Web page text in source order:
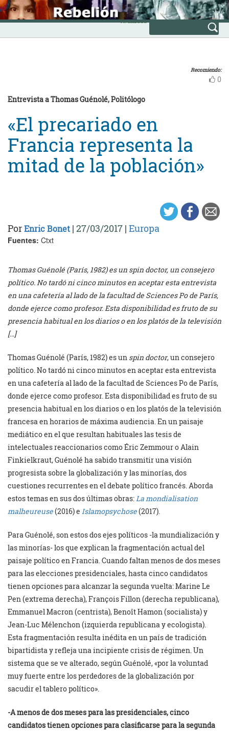
Skip
to
content
INICIO
Avanzada
Recomiendo:
0
Entrevista a Thomas Guénolé, Politólogo
«El precariado en
Francia representa la
mitad de la población»
PorEnric Bonet | 27/03/2017 | Europa
Fuentes: Ctxt
Thomas Guénolé (París, 1982) es un spin doctor, un consejero
político. No tardó ni cinco minutos en aceptar esta entrevista
en una cafetería al lado de la facultad de Sciences Po de París,
donde ejerce como profesor. Esta disponibilidad es fruto de su
presencia habitual en los diarios o en los platós de la televisión
[…]
Thomas Guénolé (París, 1982) es un spin doctor, un consejero
político. No tardó ni cinco minutos en aceptar esta entrevista
en una cafetería al lado de la facultad de Sciences Po de París,
donde ejerce como profesor. Esta disponibilidad es fruto de su
presencia habitual en los diarios o en los platós de la televisión
francesa en horarios de máxima audiencia. En un paisaje
mediático en el que resultan habituales las tesis de
intelectuales reaccionarios como Éric Zemmour o Alain
Finkielkraut, Guénolé ha sabido transmitir una visión
progresista sobre la globalización y las minorías, dos
cuestiones recurrentes en el debate político francés. Aborda
estos temas en sus dos últimas obras: La mondialisation
malheureuse(2016) e Islamopsychose(2017).
Para Guénolé, son estos dos ejes políticos -la mundialización y
las minorías- los que explican la fragmentación actual del
paisaje político en Francia. Cuando faltan menos de dos meses
para las elecciones presidenciales, hasta cinco candidatos
tienen opciones para alcanzar la segunda vuelta: Marine Le
Pen (extrema derecha), François Fillon (derecha republicana),
Emmanuel Macron (centrista), Benoît Hamon (socialista) y
Jean-Luc Mélenchon (izquierda republicana y ecologista).
Esta fragmentación resulta inédita en un país de tradición
bipartidista y refleja una incipiente crisis de régimen. Un
sistema que se ve alterado, según Guénolé, «por la voluntad
muy fuerte entre los perdedores de la globalización por
sacudir el tablero político».
-A menos de dos meses para las presidenciales, cinco
candidatos tienen opciones para clasificarse para la segunda